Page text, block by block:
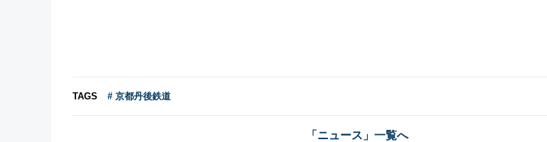
TAGS # 京都丹後鉄道
「ニュース」一覧へ